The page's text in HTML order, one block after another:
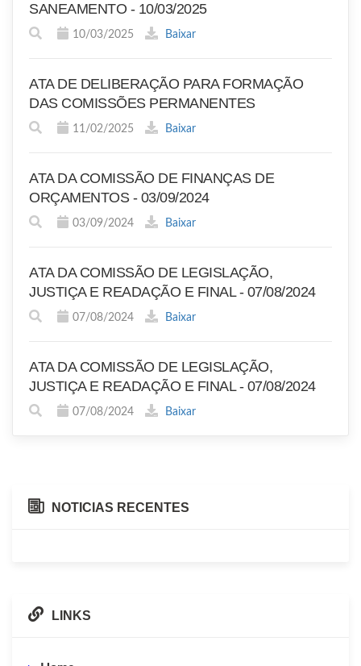
SANEAMENTO - 10/03/2025
10/03/2025 Baixar
ATA DE DELIBERAÇÃO PARA FORMAÇÃO
DAS COMISSÕES PERMANENTES
11/02/2025 Baixar
ATA DA COMISSÃO DE FINANÇAS DE
ORÇAMENTOS - 03/09/2024
03/09/2024 Baixar
ATA DA COMISSÃO DE LEGISLAÇÃO,
JUSTIÇA E READAÇÃO E FINAL - 07/08/2024
07/08/2024 Baixar
ATA DA COMISSÃO DE LEGISLAÇÃO,
JUSTIÇA E READAÇÃO E FINAL - 07/08/2024
07/08/2024 Baixar
NOTICIAS RECENTES
LINKS